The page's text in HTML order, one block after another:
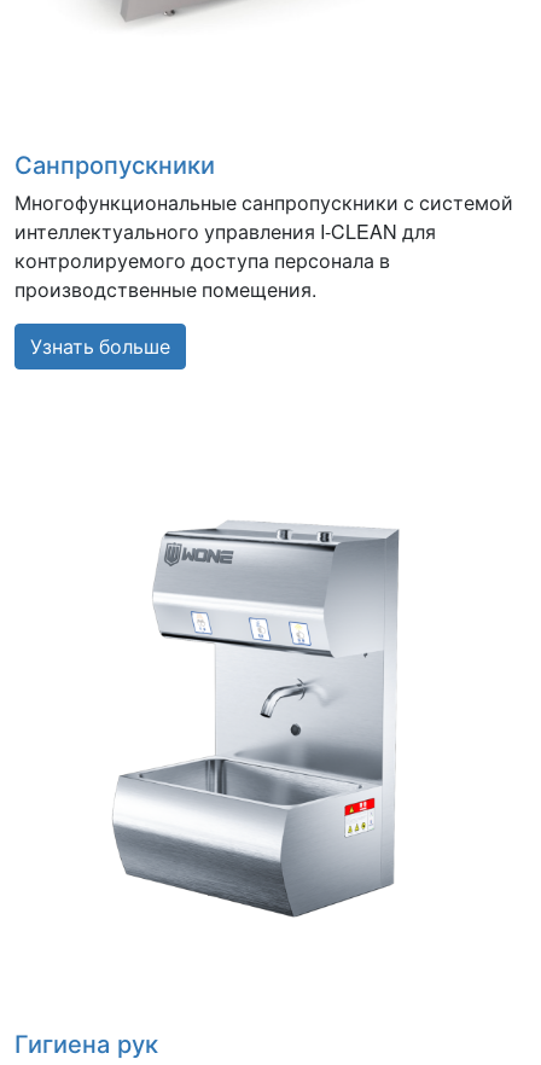
Санпропускники
Многофункциональные санпропускники с системой
интеллектуального управления I-CLEAN для
контролируемого доступа персонала в
производственные помещения.
Узнать больше
Гигиена рук